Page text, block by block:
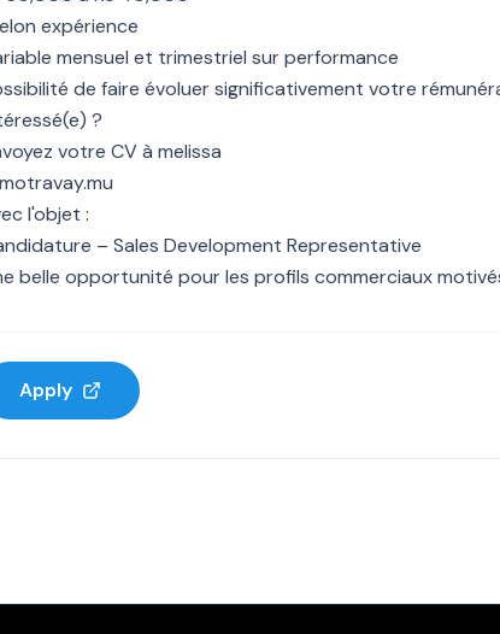
expérience
mensuel et trimestriel sur performance
de faire évoluer significativement votre
?
votre CV à melissa
l'objet :
– Sales Development Representative
belle opportunité pour les profils commerciaux
Apply